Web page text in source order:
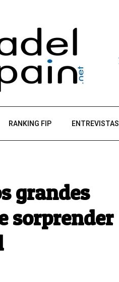
RANKING FIP ENTREVISTAS
grandes
sorprender